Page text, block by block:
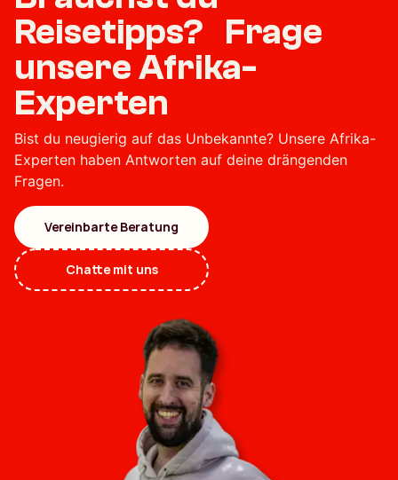
Reisetipps? Frage
unsere Afrika-
Experten
Bist du neugierig auf das Unbekannte? Unsere Afrika-
Experten haben Antworten auf deine drängenden
Fragen.
Vereinbarte Beratung
Chatte mit uns